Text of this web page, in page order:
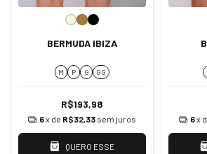
BERMUDA IBIZA
M P G GG
R$193,98
6x de R$32,33 sem juros
QUERO ESSE
6x